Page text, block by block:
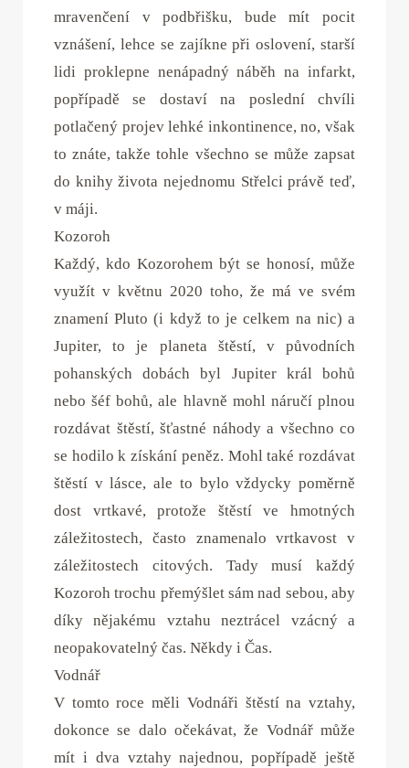
mravenčení v podbřišku, bude mít pocit
vznášení, lehce se zajíkne při oslovení, starší
lidi proklepne nenápadný náběh na infarkt,
popřípadě se dostaví na poslední chvíli
potlačený projev lehké inkontinence, no, však
to znáte, takže tohle všechno se může zapsat
do knihy života nejednomu Střelci právě teď,
v máji.
Kozoroh
Každý, kdo Kozorohem být se honosí, může
využít v květnu 2020 toho, že má ve svém
znamení Pluto (i když to je celkem na nic) a
Jupiter, to je planeta štěstí, v původních
pohanských dobách byl Jupiter král bohů
nebo šéf bohů, ale hlavně mohl náručí plnou
rozdávat štěstí, šťastné náhody a všechno co
se hodilo k získání peněz. Mohl také rozdávat
štěstí v lásce, ale to bylo vždycky poměrně
dost vrtkavé, protože štěstí ve hmotných
záležitostech, často znamenalo vrtkavost v
záležitostech citových. Tady musí každý
Kozoroh trochu přemýšlet sám nad sebou, aby
díky nějakému vztahu neztrácel vzácný a
neopakovatelný čas. Někdy i Čas.
Vodnář
V tomto roce měli Vodnáři štěstí na vztahy,
dokonce se dalo očekávat, že Vodnář může
mít i dva vztahy najednou, popřípadě ještě